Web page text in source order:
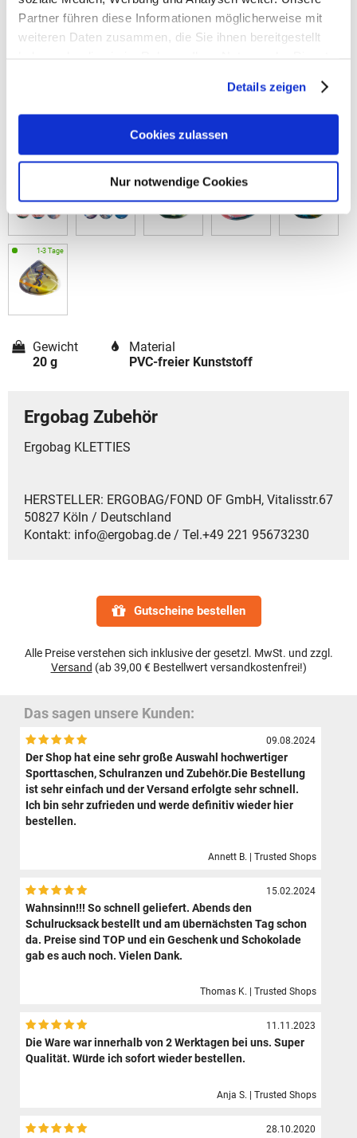
Partner führen diese Informationen möglicherweise mit
weiteren Daten zusammen, die Sie ihnen bereitgestellt
Details zeigen
Cookies zulassen
Nur notwendige Cookies
Gewicht
20 g
Material
PVC-freier Kunststoff
Ergobag Zubehör
Ergobag KLETTIES
HERSTELLER: ERGOBAG/FOND OF GmbH, Vitalisstr.67
50827 Köln / Deutschland
Kontakt: info@ergobag.de / Tel.+49 221 95673230
Gutscheine bestellen
Alle Preise verstehen sich inklusive der gesetzl. MwSt. und zzgl.
Versand (ab 39,00 € Bestellwert versandkostenfrei!)
Das sagen unsere Kunden:
09.08.2024
Der Shop hat eine sehr große Auswahl hochwertiger
Sporttaschen, Schulranzen und Zubehör.Die Bestellung
ist sehr einfach und der Versand erfolgte sehr schnell.
Ich bin sehr zufrieden und werde definitiv wieder hier
bestellen.
Annett B. | Trusted Shops
15.02.2024
Wahnsinn!!! So schnell geliefert. Abends den
Schulrucksack bestellt und am übernächsten Tag schon
da. Preise sind TOP und ein Geschenk und Schokolade
gab es auch noch. Vielen Dank.
Thomas K. | Trusted Shops
11.11.2023
Die Ware war innerhalb von 2 Werktagen bei uns. Super
Qualität. Würde ich sofort wieder bestellen.
Anja S. | Trusted Shops
28.10.2020